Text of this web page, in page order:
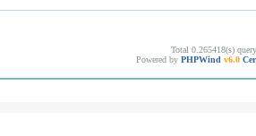
Total 0.265418(s)
Powered by PHPWind v6.0